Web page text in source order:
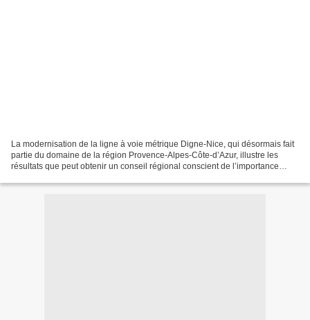
La modernisation de la ligne à voie métrique Digne-Nice, qui désormais fait
partie du domaine de la région Provence-Alpes-Côte-d’Azur, illustre les
résultats que peut obtenir un conseil régional conscient de l’importance